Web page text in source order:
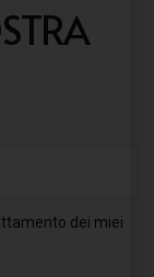
dei miei